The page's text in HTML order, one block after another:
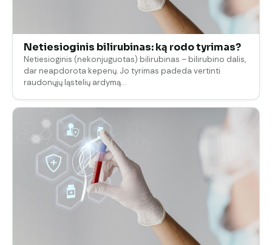
Netiesioginis bilirubinas: ką rodo tyrimas?
Netiesioginis (nekonjuguotas) bilirubinas – bilirubino dalis,
dar neapdorota kepenų. Jo tyrimas padeda vertinti
raudonųjų ląstelių ardymą…